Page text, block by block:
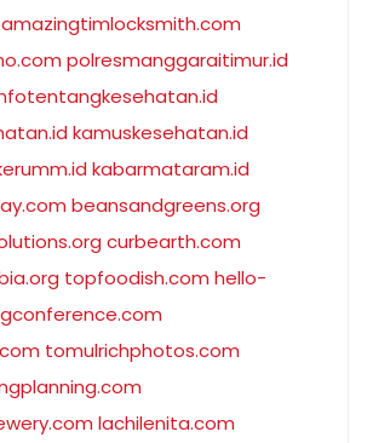
amazingtimlocksmith.com
polresmanggaraitimur.id
kamuskesehatan.id
kabarmataram.id
beansandgreens.org
curbearth.com
topfoodish.com hello-
tomulrichphotos.com
lachilenita.com